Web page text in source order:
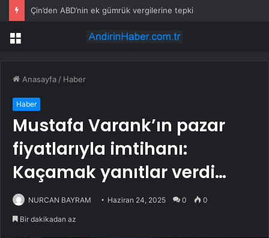
Çin’den ABD’nin ek gümrük vergilerine tepki
Menü
Anasayfa / Haber
Haber
Mustafa Varank’ın pazar
fiyatlarıyla imtihanı:
Kaçamak yanıtlar verdi…
NURCAN BAYRAM Haziran 24, 2025 0 0
Bir dakikadan az